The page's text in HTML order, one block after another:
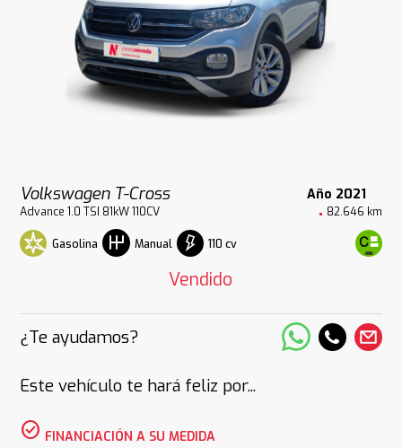
Volkswagen T-Cross Año 2021
Advance 1.0 TSI 81kW 110CV 82.646 km
Gasolina Manual 110 cv
Vendido
¿Te ayudamos?
Este vehículo te hará feliz por...
check_circle FINANCIACIÓN A SU MEDIDA